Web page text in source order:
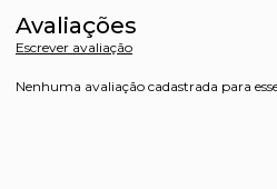
Avaliações
Escrever avaliação
Nenhuma avaliação cadastrada para